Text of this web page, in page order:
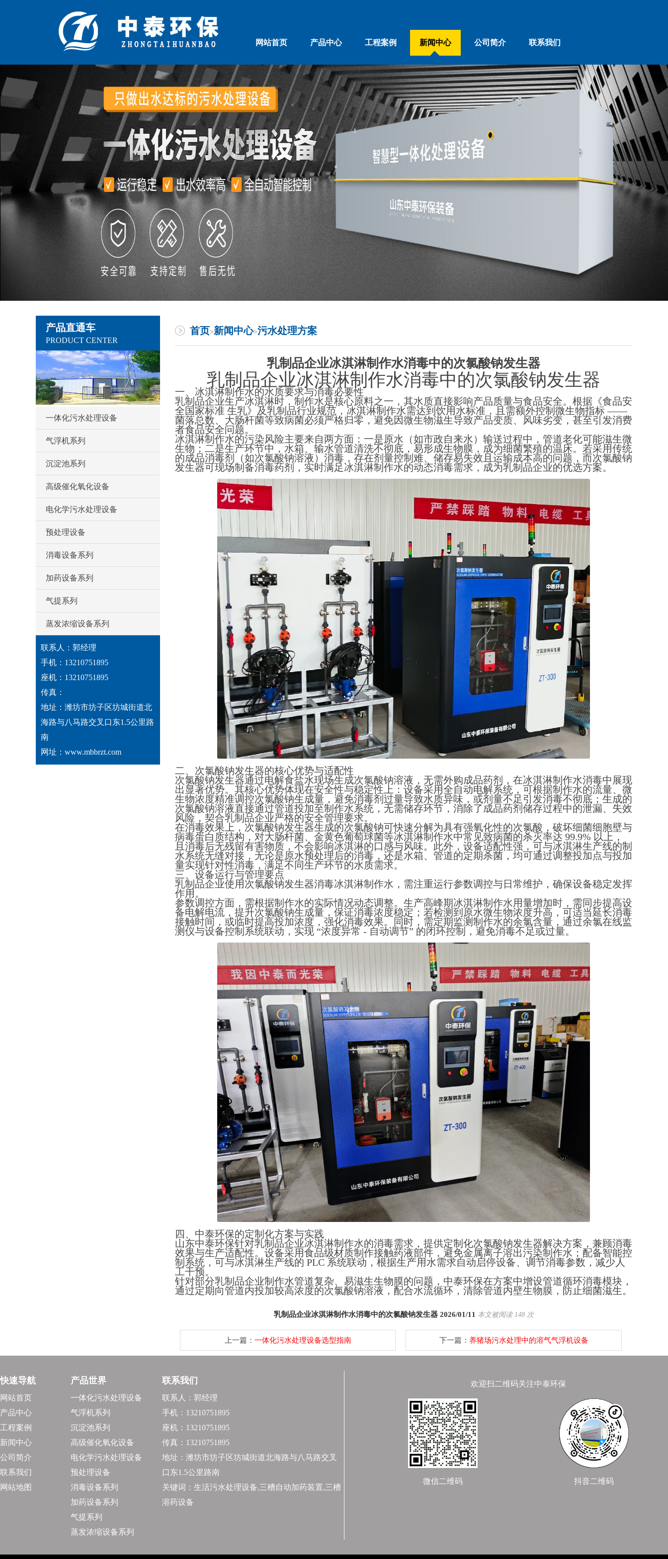
网站首页 产品中心 工程案例 新闻中心 公司简介 联系我们
产品直通车
PRODUCT CENTER
一体化污水处理设备
气浮机系列
沉淀池系列
高级催化氧化设备
电化学污水处理设备
预处理设备
消毒设备系列
加药设备系列
气提系列
蒸发浓缩设备系列
联系人：郭经理
手机：13210751895
座机：13210751895
传真：
地址：潍坊市坊子区坊城街道北
海路与八马路交叉口东1.5公里路
南
网址：www.mbbrzt.com
首页>新闻中心>污水处理方案
乳制品企业冰淇淋制作水消毒中的次氯酸钠发生器
乳制品企业冰淇淋制作水消毒中的次氯酸钠发生器
一、冰淇淋制作水的水质要求与消毒必要性
乳制品企业生产冰淇淋时，制作水是核心原料之一，其水质直接影响产品质量与食品安全。根据《食品安
全国家标准 生乳》及乳制品行业规范，冰淇淋制作水需达到饮用水标准，且需额外控制微生物指标 ——
菌落总数、大肠杆菌等致病菌必须严格归零，避免因微生物滋生导致产品变质、风味劣变，甚至引发消费
者食品安全问题。
冰淇淋制作水的污染风险主要来自两方面：一是原水（如市政自来水）输送过程中，管道老化可能滋生微
生物；二是生产环节中，水箱、输水管道清洗不彻底，易形成生物膜，成为细菌繁殖的温床。若采用传统
的成品消毒剂（如次氯酸钠溶液）消毒，存在剂量控制难、储存易失效且运输成本高的问题，而次氯酸钠
发生器可现场制备消毒药剂，实时满足冰淇淋制作水的动态消毒需求，成为乳制品企业的优选方案。
二、次氯酸钠发生器的核心优势与适配性
次氯酸钠发生器通过电解食盐水现场生成次氯酸钠溶液，无需外购成品药剂，在冰淇淋制作水消毒中展现
出显著优势。其核心优势体现在安全性与稳定性上：设备采用全自动电解系统，可根据制作水的流量、微
生物浓度精准调控次氯酸钠生成量，避免消毒剂过量导致水质异味，或剂量不足引发消毒不彻底；生成的
次氯酸钠溶液直接通过管道投加至制作水系统，无需储存环节，消除了成品药剂储存过程中的泄漏、失效
风险，契合乳制品企业严格的安全管理要求。
在消毒效果上，次氯酸钠发生器生成的次氯酸钠可快速分解为具有强氧化性的次氯酸，破坏细菌细胞壁与
病毒蛋白质结构，对大肠杆菌、金黄色葡萄球菌等冰淇淋制作水中常见致病菌的杀灭率达 99.9% 以上，
且消毒后无残留有害物质，不会影响冰淇淋的口感与风味。此外，设备适配性强，可与冰淇淋生产线的制
水系统无缝对接，无论是原水预处理后的消毒，还是水箱、管道的定期杀菌，均可通过调整投加点与投加
量实现针对性消毒，满足不同生产环节的水质需求。
三、设备运行与管理要点
乳制品企业使用次氯酸钠发生器消毒冰淇淋制作水，需注重运行参数调控与日常维护，确保设备稳定发挥
作用。
参数调控方面，需根据制作水的实际情况动态调整。生产高峰期冰淇淋制作水用量增加时，需同步提高设
备电解电流，提升次氯酸钠生成量，保证消毒浓度稳定；若检测到原水微生物浓度升高，可适当延长消毒
接触时间，或临时提高投加浓度，强化消毒效果。同时，需定期监测制作水的余氯含量，通过余氯在线监
测仪与设备控制系统联动，实现 “浓度异常 - 自动调节” 的闭环控制，避免消毒不足或过量。
四、中泰环保的定制化方案与实践
山东中泰环保针对乳制品企业冰淇淋制作水的消毒需求，提供定制化次氯酸钠发生器解决方案，兼顾消毒
效果与生产适配性。设备采用食品级材质制作接触药液部件，避免金属离子溶出污染制作水；配备智能控
制系统，可与冰淇淋生产线的 PLC 系统联动，根据生产用水需求自动启停设备、调节消毒参数，减少人
工干预。
针对部分乳制品企业制作水管道复杂、易滋生生物膜的问题，中泰环保在方案中增设管道循环消毒模块，
通过定期向管道内投加较高浓度的次氯酸钠溶液，配合水流循环，清除管道内壁生物膜，防止细菌滋生。
乳制品企业冰淇淋制作水消毒中的次氯酸钠发生器 2026/01/11 本文被阅读 148 次
上一篇： 一体化污水处理设备选型指南 下一篇： 养猪场污水处理中的溶气气浮机设备
快速导航
网站首页
产品中心
工程案例
新闻中心
公司简介
联系我们
网站地图
产品世界
一体化污水处理设备
气浮机系列
沉淀池系列
高级催化氧化设备
电化学污水处理设备
预处理设备
消毒设备系列
加药设备系列
气提系列
蒸发浓缩设备系列
联系我们
联系人：郭经理
手机：13210751895
座机：13210751895
传真：13210751895
地址：潍坊市坊子区坊城街道北海路与八马路交叉
口东1.5公里路南
关键词：生活污水处理设备,三槽自动加药装置,三槽
溶药设备
欢迎扫二维码关注中泰环保
微信二维码 抖音二维码